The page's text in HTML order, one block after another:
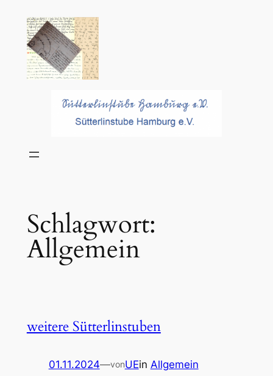
Inhalt
springen
Schlagwort:
Allgemein
weitere Sütterlinstuben
01.11.2024—vonUEin Allgemein